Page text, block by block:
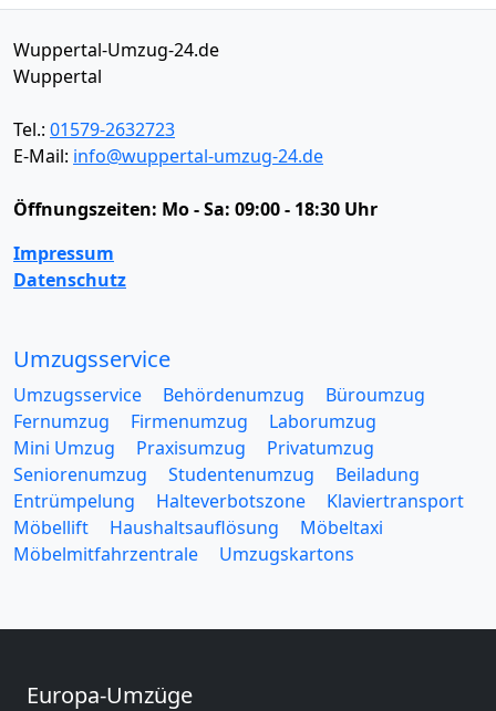
Wuppertal-Umzug-24.de
Wuppertal
Tel.: 01579-2632723
E-Mail: info@wuppertal-umzug-24.de
Öffnungszeiten: Mo - Sa: 09:00 - 18:30 Uhr
Impressum
Datenschutz
Umzugsservice
Umzugsservice Behördenumzug
Büroumzug
Fernumzug
Firmenumzug
Laborumzug
Mini Umzug
Praxisumzug
Privatumzug
Seniorenumzug
Studentenumzug
Beiladung
Entrümpelung
Halteverbotszone
Klaviertransport
Möbellift
Haushaltsauflösung
Möbeltaxi
Möbelmitfahrzentrale
Umzugskartons
Europa-Umzüge